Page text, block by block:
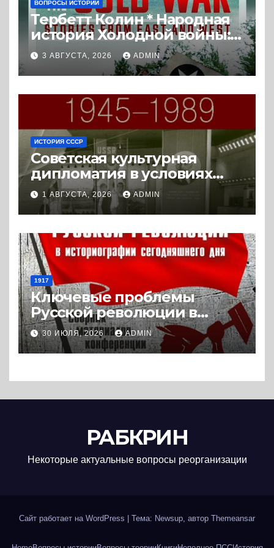
ВОПРОСЫ ИСТОРИИ
Тербетт Колин * Народная
история Холодной войны:
истории с Востока и Запада
(2023) * Реферат книги
3 АВГУСТА, 2026 ADMIN
ИСТОРИЯ СССР
Советская культурная
дипломатия в условиях
Холодной войны. 1945-1989.
(2018) * Книга
1 АВГУСТА, 2026 ADMIN
1917
Ключевые проблемы
Русской революции в
историографии
сегодняшнего дня (2024) *
Книга
30 ИЮЛЯ, 2026 ADMIN
РАБКРИН
Некоторые актуальные вопросы реорганизации
Сайт работает на WordPress Тема: Newsup, автор Themeansar